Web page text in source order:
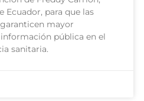
Ecuador, para que las
mayor
pública en el
sanitaria.